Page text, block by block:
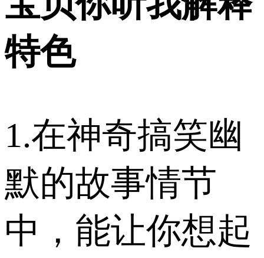
特色
1.在神奇搞笑幽
默的故事情节
中，能让你想起